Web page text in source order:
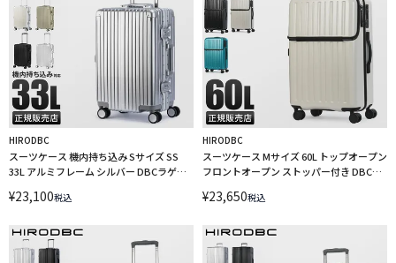
HIRODBC
スーツケース 機内持ち込み Sサイズ SS
33L アルミフレーム シルバー DBCラゲー
LINECPN
¥23,100税込
HIRODBC
スーツケース Mサイズ 60L トップオープン
フロントオープン ストッパー付き DBCラ
ス
¥23,650税込